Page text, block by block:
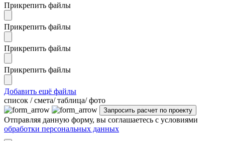
Прикрепить файлы
Прикрепить файлы
Прикрепить файлы
Прикрепить файлы
Добавить ещё файлы
cписок / смета/ таблица/ фото
Отправляя данную форму, вы соглашаетесь с условиями
обработки персональных данных